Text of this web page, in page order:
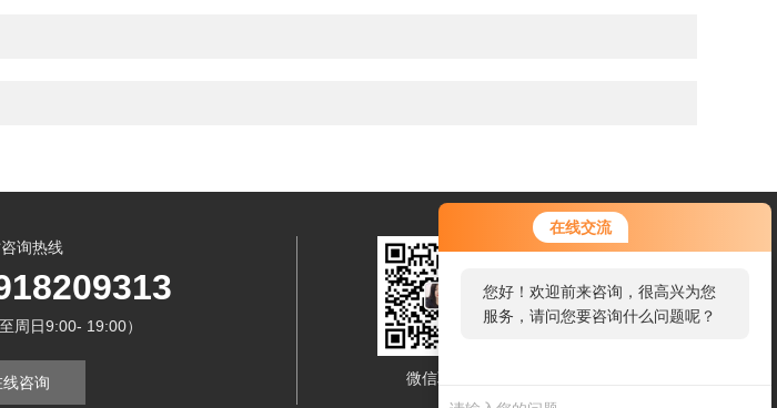
在线交流
您好！欢迎前来咨询，很高兴为您
服务，请问您要咨询什么问题呢？
询热线
至周日9:00- 19:00）
线咨询 微信联系